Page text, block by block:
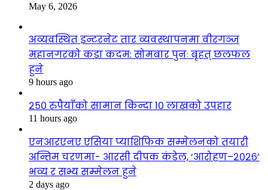
May 6, 2026
अव्यवस्थित इन्टरनेट तार व्यवस्थापनमा वीरगञ्ज
महानगरको कडा कदम: सोमबार पुनः बृहत् छलफल
हुने
9 hours ago
२५० रुपैयाँको सामान किन्दा १० लाखको उपहार
11 hours ago
एनआरएनए एसिया प्याशिफिक सम्मेलनको तयारी
अन्तिम चरणमा- आरसी दीपक कंडेल, ‘आरोहण–२०२६’
भव्य र सभ्य सम्मेलन हुने
2 days ago